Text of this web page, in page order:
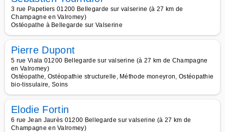
3 rue Papetiers 01200 Bellegarde sur valserine (à 27 km de
Champagne en Valromey)
Ostéopathe à Bellegarde sur Valserine
Pierre Dupont
5 rue Viala 01200 Bellegarde sur valserine (à 27 km de Champagne
en Valromey)
Ostéopathe, Ostéopathie structurelle, Méthode moneyron, Ostéopathie
bio-tissulaire, Soins
Elodie Fortin
6 rue Jean Jaurès 01200 Bellegarde sur valserine (à 27 km de
Champagne en Valromey)